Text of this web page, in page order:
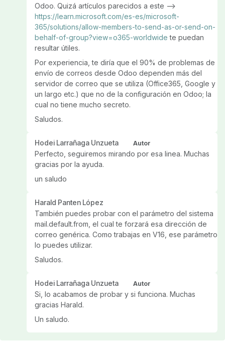
Odoo. Quizá artículos parecidos a este -->
https://learn.microsoft.com/es-es/microsoft-
365/solutions/allow-members-to-send-as-or-send-on-
behalf-of-group?view=o365-worldwide te puedan
resultar útiles.
Por experiencia, te diría que el 90% de problemas de
envío de correos desde Odoo dependen más del
servidor de correo que se utiliza (Office365, Google y
un largo etc.) que no de la configuración en Odoo; la
cual no tiene mucho secreto.
Saludos.
Hodei Larrañaga Unzueta Autor
Perfecto, seguiremos mirando por esa linea. Muchas
gracias por la ayuda.
un saludo
Harald Panten López
También puedes probar con el parámetro del sistema
mail.default.from, el cual te forzará esa dirección de
correo genérica. Como trabajas en V16, ese parámetro
lo puedes utilizar.
Saludos.
Hodei Larrañaga Unzueta Autor
Si, lo acabamos de probar y si funciona. Muchas
gracias Harald.
Un saludo.